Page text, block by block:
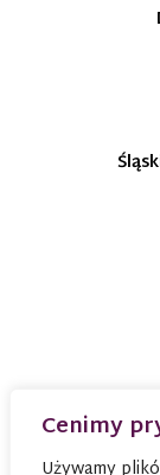
Cenimy